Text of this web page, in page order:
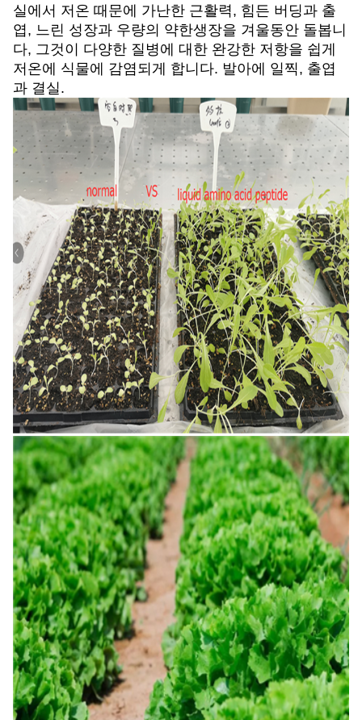
실에서 저온 때문에 가난한 근활력, 힘든 버딩과 출
엽, 느린 성장과 우량의 약한생장을 겨울동안 돌봅니
다, 그것이 다양한 질병에 대한 완강한 저항을 쉽게
저온에 식물에 감염되게 합니다. 발아에 일찍, 출엽
과 결실.